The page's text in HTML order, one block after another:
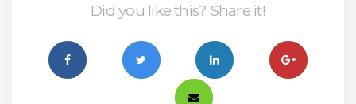
Did you like this? Share it!